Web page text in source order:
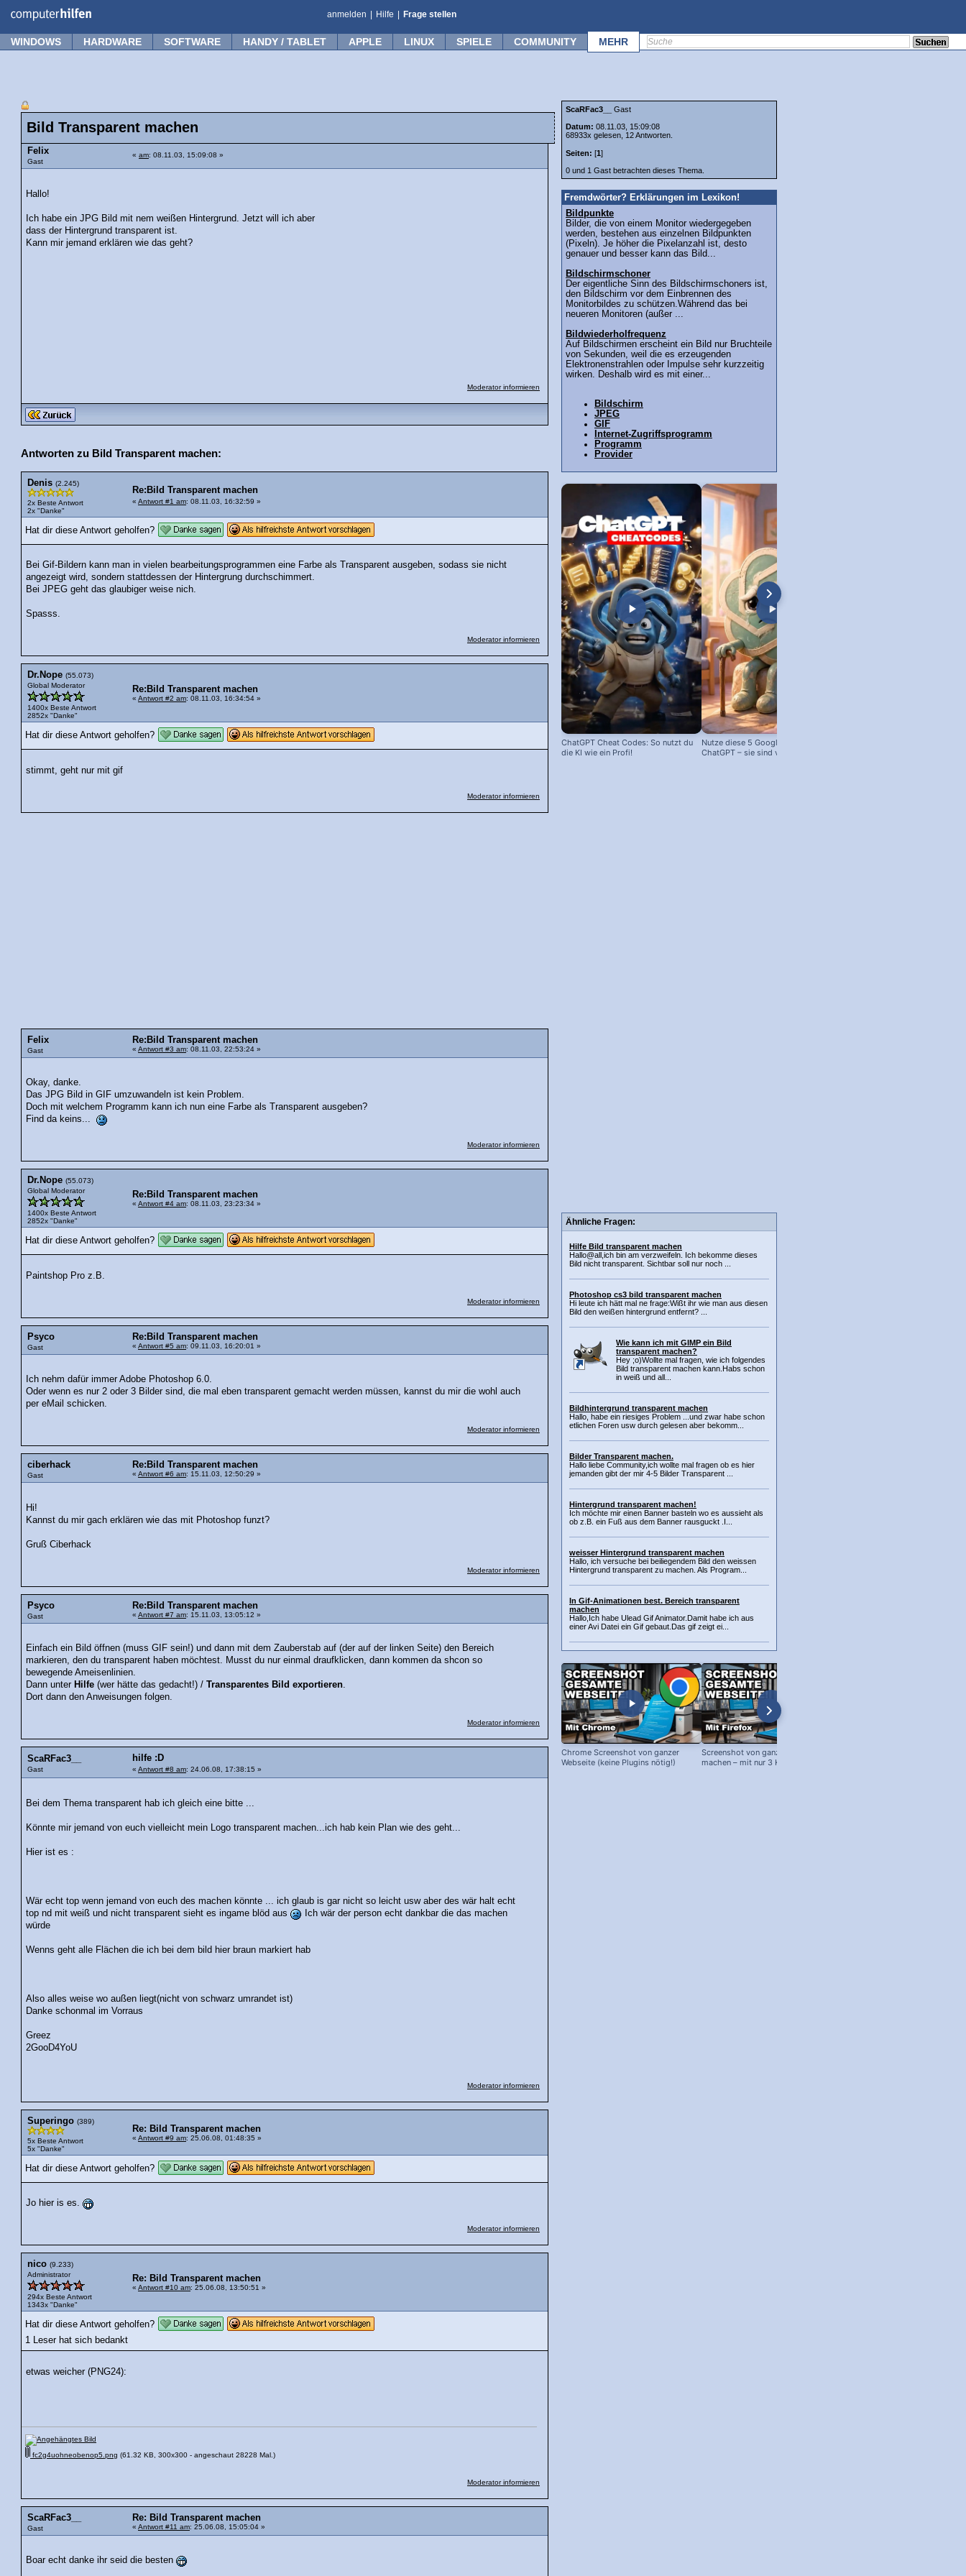
anmelden Hilfe Frage stellen
WINDOWS HARDWARE SOFTWARE HANDY / TABLET APPLE LINUX SPIELE COMMUNITY MEHR
Bild Transparent machen
Felix
Gast
« am: 08.11.03, 15:09:08 »
Hallo!
Ich habe ein JPG Bild mit nem weißen Hintergrund. Jetzt will ich aber
dass der Hintergrund transparent ist.
Kann mir jemand erklären wie das geht?
Moderator informieren
Antworten zu Bild Transparent machen:
Denis (2.245)
2x Beste Antwort
2x "Danke"
Re:Bild Transparent machen
« Antwort #1 am: 08.11.03, 16:32:59 »
Hat dir diese Antwort geholfen?
Bei Gif-Bildern kann man in vielen bearbeitungsprogrammen eine Farbe als Transparent ausgeben, sodass sie nicht
angezeigt wird, sondern stattdessen der Hintergrung durchschimmert.
Bei JPEG geht das glaubiger weise nich.
Spasss.
Moderator informieren
Dr.Nope (55.073)
Global Moderator
1400x Beste Antwort
2852x "Danke"
Re:Bild Transparent machen
« Antwort #2 am: 08.11.03, 16:34:54 »
Hat dir diese Antwort geholfen?
stimmt, geht nur mit gif
Moderator informieren
Felix
Gast
Re:Bild Transparent machen
« Antwort #3 am: 08.11.03, 22:53:24 »
Okay, danke.
Das JPG Bild in GIF umzuwandeln ist kein Problem.
Doch mit welchem Programm kann ich nun eine Farbe als Transparent ausgeben?
Find da keins...
Moderator informieren
Dr.Nope (55.073)
Global Moderator
1400x Beste Antwort
2852x "Danke"
Re:Bild Transparent machen
« Antwort #4 am: 08.11.03, 23:23:34 »
Hat dir diese Antwort geholfen?
Paintshop Pro z.B.
Moderator informieren
Psyco
Gast
Re:Bild Transparent machen
« Antwort #5 am: 09.11.03, 16:20:01 »
Ich nehm dafür immer Adobe Photoshop 6.0.
Oder wenn es nur 2 oder 3 Bilder sind, die mal eben transparent gemacht werden müssen, kannst du mir die wohl auch
per eMail schicken.
Moderator informieren
ciberhack
Gast
Re:Bild Transparent machen
« Antwort #6 am: 15.11.03, 12:50:29 »
Hi!
Kannst du mir gach erklären wie das mit Photoshop funzt?
Gruß Ciberhack
Moderator informieren
Psyco
Gast
Re:Bild Transparent machen
« Antwort #7 am: 15.11.03, 13:05:12 »
Einfach ein Bild öffnen (muss GIF sein!) und dann mit dem Zauberstab auf (der auf der linken Seite) den Bereich
markieren, den du transparent haben möchtest. Musst du nur einmal draufklicken, dann kommen da shcon so
bewegende Ameisenlinien.
Dann unter Hilfe (wer hätte das gedacht!) /Transparentes Bild exportieren.
Dort dann den Anweisungen folgen.
Moderator informieren
ScaRFac3__
Gast
hilfe :D
« Antwort #8 am: 24.06.08, 17:38:15 »
Bei dem Thema transparent hab ich gleich eine bitte ...
Könnte mir jemand von euch vielleicht mein Logo transparent machen...ich hab kein Plan wie des geht...
Hier ist es :
Wär echt top wenn jemand von euch des machen könnte ... ich glaub is gar nicht so leicht usw aber des wär halt echt
top nd mit weiß und nicht transparent sieht es ingame blöd aus
Ich wär der person echt dankbar die das machen
würde
Wenns geht alle Flächen die ich bei dem bild hier braun markiert hab
Also alles weise wo außen liegt(nicht von schwarz umrandet ist)
Danke schonmal im Vorraus
Greez
2GooD4YoU
Moderator informieren
Superingo (389)
5x Beste Antwort
5x "Danke"
Re: Bild Transparent machen
« Antwort #9 am: 25.06.08, 01:48:35 »
Hat dir diese Antwort geholfen?
Jo hier is es.
Moderator informieren
nico (9.233)
Administrator
294x Beste Antwort
1343x "Danke"
Re: Bild Transparent machen
« Antwort #10 am: 25.06.08, 13:50:51 »
Hat dir diese Antwort geholfen?
1 Leser hat sich bedankt
etwas weicher (PNG24):
fc2g4uohneobenop5.png (61.32 KB, 300x300 - angeschaut 28228 Mal.)
Moderator informieren
ScaRFac3__
Gast
Re: Bild Transparent machen
« Antwort #11 am: 25.06.08, 15:05:04 »
Boar echt danke ihr seid die besten
ScaRFac3__
Gast
Datum: 08.11.03, 15:09:08
68933x gelesen, 12 Antworten.
Seiten: [1]
0 und 1 Gast betrachten dieses Thema.
Fremdwörter? Erklärungen im Lexikon!
Bildpunkte
Bilder, die von einem Monitor wiedergegeben
werden, bestehen aus einzelnen Bildpunkten
(Pixeln). Je höher die Pixelanzahl ist, desto
genauer und besser kann das Bild...
Bildschirmschoner
Der eigentliche Sinn des Bildschirmschoners ist,
den Bildschirm vor dem Einbrennen des
Monitorbildes zu schützen.Während das bei
neueren Monitoren (außer ...
Bildwiederholfrequenz
Auf Bildschirmen erscheint ein Bild nur Bruchteile
von Sekunden, weil die es erzeugenden
Elektronenstrahlen oder Impulse sehr kurzzeitig
wirken. Deshalb wird es mit einer...
Bildschirm
JPEG
GIF
Internet-Zugriffsprogramm
Programm
Provider
ChatGPT Cheat Codes: So nutzt du
die KI wie ein Profi!
Nutze diese 5 Google Tools statt
ChatGPT – sie sind viel besser!
Ähnliche Fragen:
Hilfe Bild transparent machen
Hallo@all,ich bin am verzweifeln. Ich bekomme dieses
Bild nicht transparent. Sichtbar soll nur noch ...
Photoshop cs3 bild transparent machen
Hi leute ich hätt mal ne frage:Wißt ihr wie man aus diesen
Bild den weißen hintergrund entfernt? ...
Wie kann ich mit GIMP ein Bild
transparent machen?
Hey ;o)Wollte mal fragen, wie ich folgendes
Bild transparent machen kann.Habs schon
in weiß und all...
Bildhintergrund transparent machen
Hallo, habe ein riesiges Problem ...und zwar habe schon
etlichen Foren usw durch gelesen aber bekomm...
Bilder Transparent machen.
Hallo liebe Community,ich wollte mal fragen ob es hier
jemanden gibt der mir 4-5 Bilder Transparent ...
Hintergrund transparent machen!
Ich möchte mir einen Banner basteln wo es aussieht als
ob z.B. ein Fuß aus dem Banner rausguckt .I...
weisser Hintergrund transparent machen
Hallo, ich versuche bei beiliegendem Bild den weissen
Hintergrund transparent zu machen. Als Program...
In Gif-Animationen best. Bereich transparent
machen
Hallo,Ich habe Ulead Gif Animator.Damit habe ich aus
einer Avi Datei ein Gif gebaut.Das gif zeigt ei...
Chrome Screenshot von ganzer
Webseite (keine Plugins nötig!)
Screenshot von ganzer Webseite
machen – mit nur 3 Klicks!